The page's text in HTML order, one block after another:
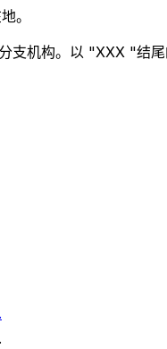
。
支机构。以 "XXX "结尾